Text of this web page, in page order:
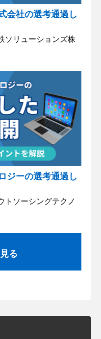
会社の選考通過し
ソリューションズ株
ジーの選考通過し
トソーシングテクノ
る